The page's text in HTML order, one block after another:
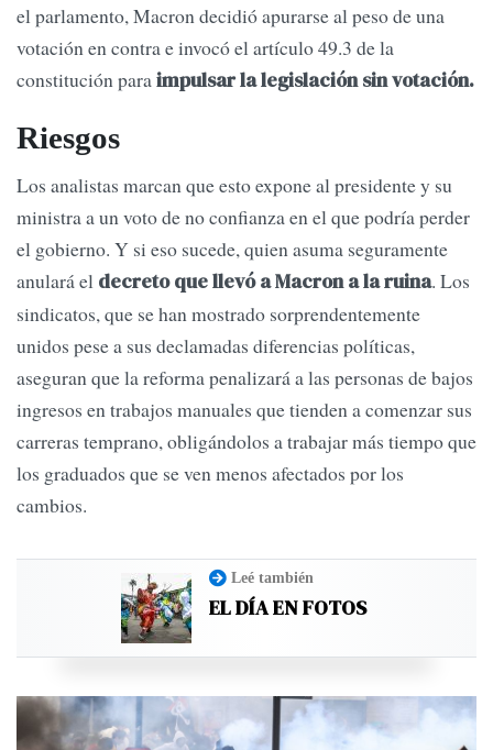
el parlamento, Macron decidió apurarse al peso de una
votación en contra e invocó el artículo 49.3 de la
constitución paraimpulsar la legislación sin votación.
Riesgos
Los analistas marcan que esto expone al presidente y su
ministra a un voto de no confianza en el que podría perder
el gobierno. Y si eso sucede, quien asuma seguramente
anulará el decreto que llevó a Macron a la ruina. Los
sindicatos, que se han mostrado sorprendentemente
unidos pese a sus declamadas diferencias políticas,
aseguran que la reforma penalizará a las personas de bajos
ingresos en trabajos manuales que tienden a comenzar sus
carreras temprano, obligándolos a trabajar más tiempo que
los graduados que se ven menos afectados por los
cambios.
Leé también
EL DÍA EN FOTOS